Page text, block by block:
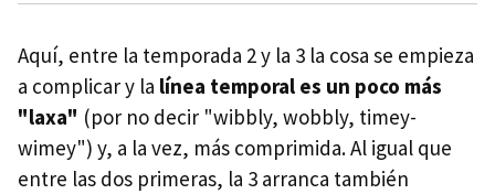
Aquí, entre la temporada 2 y la 3 la cosa se empieza
a complicar y la línea temporal es un poco más
"laxa" (por no decir "wibbly, wobbly, timey-
wimey") y, a la vez, más comprimida. Al igual que
entre las dos primeras, la 3 arranca también